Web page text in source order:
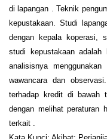
di lapangan . Teknik
kepustakaan. Studi
dengan kepala koperasi,
studi kepustakaan adalah
analisisnya
wawancara dan
terhadap kredit di bawah
dengan melihat peraturan
terkait .